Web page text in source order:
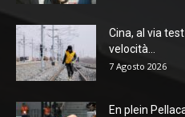
Cina, al via
velocità...
7 Agosto 2026
En plein